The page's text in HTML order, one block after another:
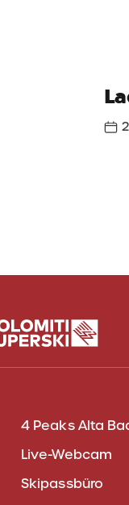
4 Peaks Alta
Live-Webcam
Skipassbüro